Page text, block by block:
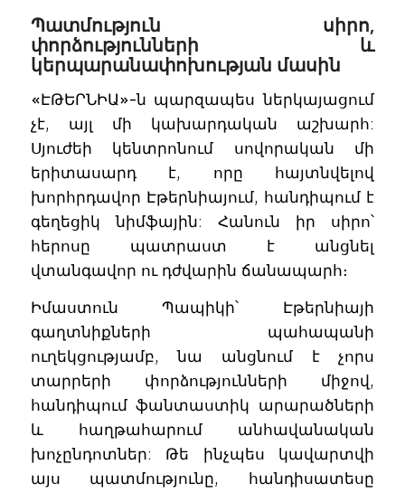
Պատմություն սիրո,
փորձությունների և
կերպարանափոխության մասին
«ԷԹԵՐՆԻԱ»-ն պարզապես ներկայացում
չէ, այլ մի կախարդական աշխարհ:
Սյուժեի կենտրոնում սովորական մի
երիտասարդ է, որը հայտնվելով
խորհրդավոր Էթերնիայում, հանդիպում է
գեղեցիկ նիմֆային: Հանուն իր սիրո՝
հերոսը պատրաստ է անցնել
վտանգավոր ու դժվարին ճանապարհ։
Իմաստուն Պապիկի՝ Էթերնիայի
գաղտնիքների պահապանի
ուղեկցությամբ, նա անցնում է չորս
տարրերի փորձությունների միջով,
հանդիպում ֆանտաստիկ արարածների
և հաղթահարում անհավանական
խոչընդոտներ: Թե ինչպես կավարտվի
այս պատմությունը, հանդիսատեսը